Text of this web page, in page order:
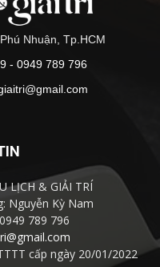
Nhuận, Tp.HCM
- 0949 789 796
LỊCH & GIẢI TRÍ
Nguyễn Kỳ Nam
789 796
cấp ngày 20/01/2022